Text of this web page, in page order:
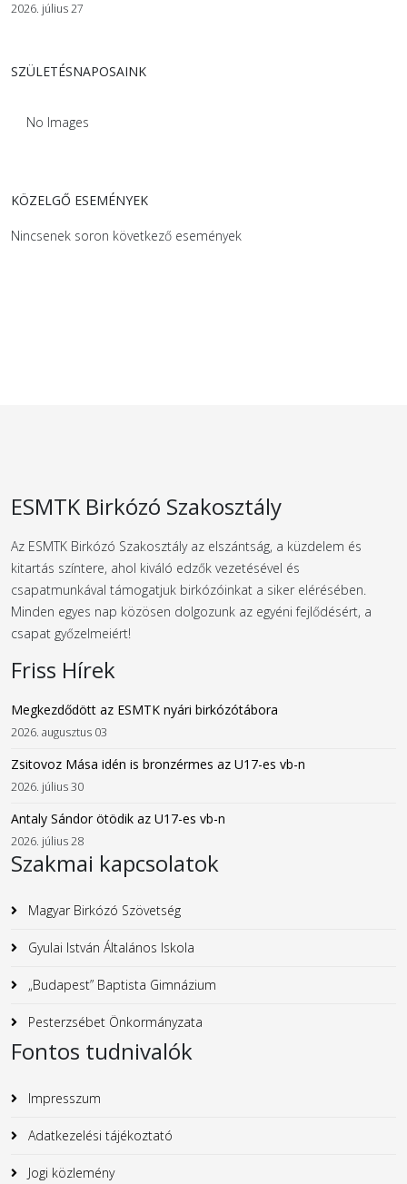
2026. július 27
SZÜLETÉSNAPOSAINK
No Images
KÖZELGŐ ESEMÉNYEK
Nincsenek soron következő események
ESMTK Birkózó Szakosztály
Az ESMTK Birkózó Szakosztály az elszántság, a küzdelem és
kitartás színtere, ahol kiváló edzők vezetésével és
csapatmunkával támogatjuk birkózóinkat a siker elérésében.
Minden egyes nap közösen dolgozunk az egyéni fejlődésért, a
csapat győzelmeiért!
Friss Hírek
Megkezdődött az ESMTK nyári birkózótábora
2026. augusztus 03
Zsitovoz Mása idén is bronzérmes az U17-es vb-n
2026. július 30
Antaly Sándor ötödik az U17-es vb-n
2026. július 28
Szakmai kapcsolatok
Magyar Birkózó Szövetség
Gyulai István Általános Iskola
„Budapest” Baptista Gimnázium
Pesterzsébet Önkormányzata
Fontos tudnivalók
Impresszum
Adatkezelési tájékoztató
Jogi közlemény